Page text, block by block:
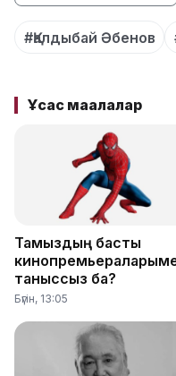
#Қалдыбай Әбенов
Ұқсас мақалалар
Тамыздың басты
таныссыз ба?
Бүгін, 13:05